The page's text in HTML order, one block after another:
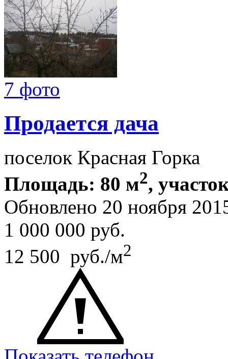
7 фото
Продается дача
поселок Красная Горка
Площадь: 80 м2,
Обновлено 20 ноября
1 000 000 руб.
12 500 руб./м2